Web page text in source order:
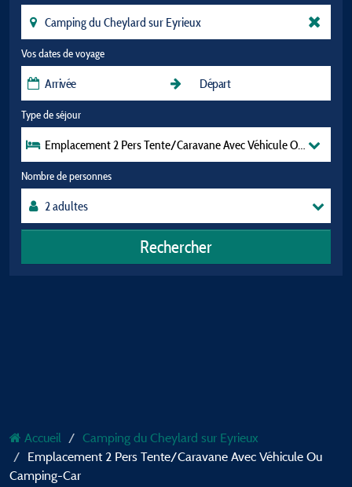
Vos dates de voyage
Type de séjour
Emplacement 2 Pers Tente/Caravane Avec Véhicule Ou
Nombre de personnes
Rechercher
Accueil
Camping du Cheylard sur Eyrieux
Emplacement 2 Pers Tente/Caravane Avec Véhicule Ou
Camping-Car